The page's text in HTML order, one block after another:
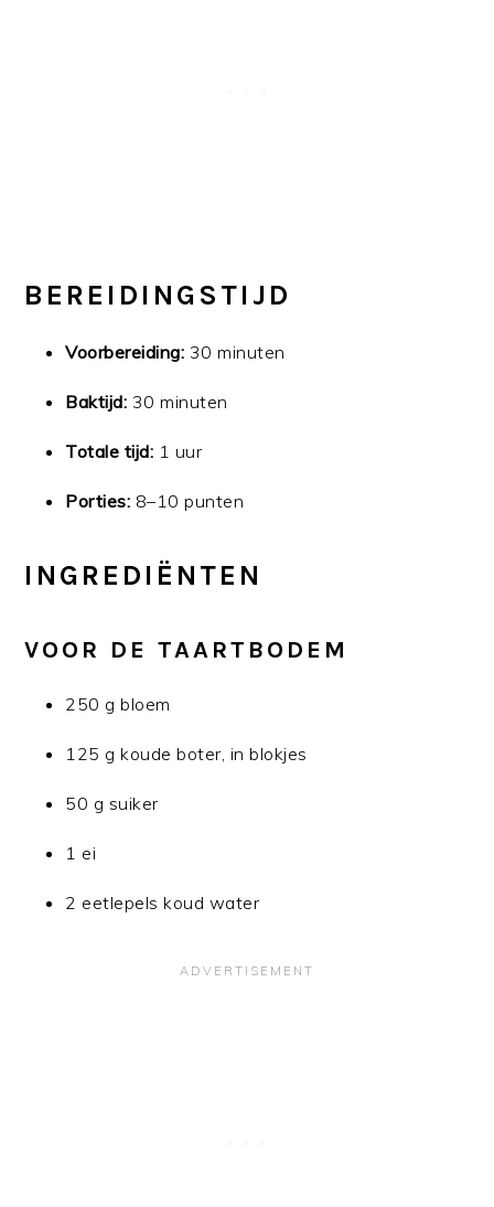
BEREIDINGSTIJD
Voorbereiding: 30 minuten
Baktijd: 30 minuten
Totale tijd: 1 uur
Porties: 8–10 punten
INGREDIËNTEN
VOOR DE TAARTBODEM
250 g bloem
125 g koude boter, in blokjes
50 g suiker
1 ei
2 eetlepels koud water